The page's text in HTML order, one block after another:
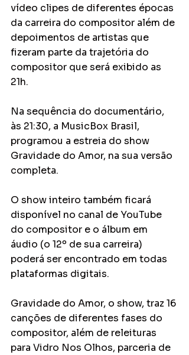
vídeo clipes de diferentes épocas
da carreira do compositor além de
depoimentos de artistas que
fizeram parte da trajetória do
compositor que será exibido as
21h.
Na sequência do documentário,
às 21:30, a MusicBox Brasil,
programou a estreia do show
Gravidade do Amor, na sua versão
completa.
O show inteiro também ficará
disponível no canal de YouTube
do compositor e o álbum em
áudio (o 12º de sua carreira)
poderá ser encontrado em todas
plataformas digitais.
Gravidade do Amor, o show, traz 16
canções de diferentes fases do
compositor, além de releituras
para Vidro Nos Olhos, parceria de